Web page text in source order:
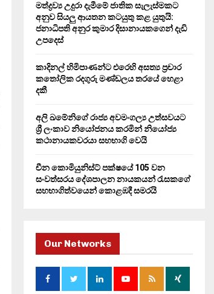
මත්ද්‍රව්‍ය උදුරා දැමීමේ ජාතික සැලැස්මකට
අනුව සියලු ආයතන කටයුතු කළ යුතුයි:
ජනාධිපති අනුර කුමාර දිසානායකගෙන් දැඩි
උපදෙස්
කාදිනල් හිමිපාණන්ට එරෙහි අසත්‍ය ප්‍රචාර
කතෝලික රදගුරු මණ්ඩලය තරයේ හෙළා
දකී
අලි ඛමේනිගේ රාජ්‍ය අවමංගල්‍ය උත්සවයට
ශ්‍රී ලංකාව නියෝජනය කරමින් නියෝජ්‍ය
කථානායකවරයා සහභාගි වෙයි
චීන කොමියුනිස්ට් පක්ෂයේ 105 වන
සංවත්සරය දේශපාලන නායකයන් රැසකගේ
සහභාගිත්වයෙන් කොළඹදී සමරයි
Our Networks